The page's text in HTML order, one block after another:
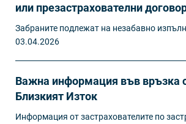
или презастрахователни
Забраните подлежат на незабавно
03.04.2026
Важна информация във връзка
Близкият Изток
Информация от застрахователите по